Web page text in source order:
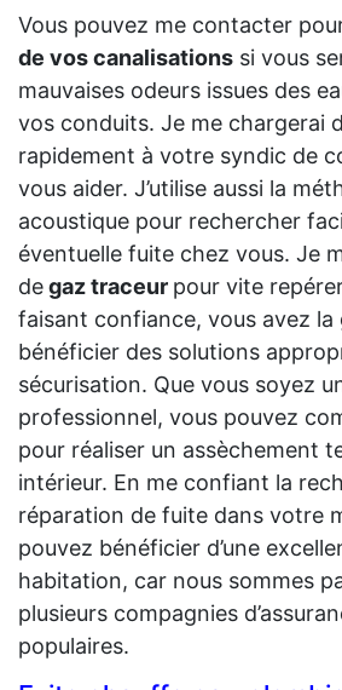
Vous pouvez me contacter
de vos canalisations si vous
mauvaises odeurs issues des
vos conduits. Je me chargerai
rapidement à votre syndic de
vous aider. J’utilise aussi la
acoustique pour rechercher
éventuelle fuite chez vous. Je
degaz traceur pour vite
faisant confiance, vous avez la
bénéficier des solutions
sécurisation. Que vous soyez
professionnel, vous pouvez
pour réaliser un assèchement
intérieur. En me confiant la
réparation de fuite dans votre
pouvez bénéficier d’une
habitation, car nous sommes
plusieurs compagnies
populaires.